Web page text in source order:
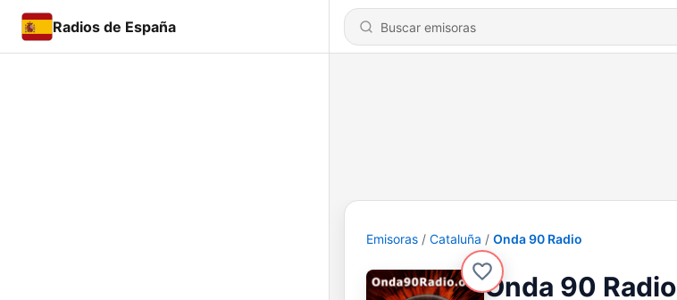
Radios de España
Emisoras Cataluña Onda 90 Radio
Onda 90 Radio